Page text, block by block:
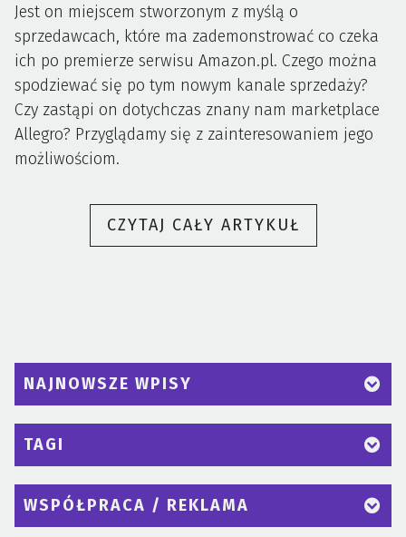
Jest on miejscem stworzonym z myślą o
sprzedawcach, które ma zademonstrować co czeka
ich po premierze serwisu Amazon.pl. Czego można
spodziewać się po tym nowym kanale sprzedaży?
Czy zastąpi on dotychczas znany nam marketplace
Allegro? Przyglądamy się z zainteresowaniem jego
możliwościom.
CZYTAJ CAŁY ARTYKUŁ
I
LOKALNYCH
BIZNESÓW”
NAJNOWSZE WPISY
TAGI
WSPÓŁPRACA / REKLAMA